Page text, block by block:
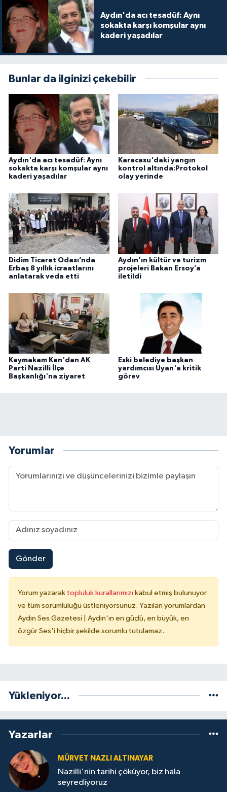
Aydın'da acı tesadüf: Aynı
sokakta karşı komşular aynı
kaderi yaşadılar
Bunlar da ilginizi çekebilir
Aydın'da acı tesadüf: Aynı
sokakta karşı komşular aynı
kaderi yaşadılar
Karacasu'daki yangın
kontrol altında:Protokol
olay yerinde
Didim Ticaret Odası’nda
Erbaş 8 yıllık icraatlarını
anlatarak veda etti
Aydın’ın kültür ve turizm
projeleri Bakan Ersoy’a
iletildi
Kaymakam Kan'dan AK
Parti Nazilli İlçe
Başkanlığı'na ziyaret
Eski belediye başkan
yardımcısı Uyan'a kritik
görev
Yorumlar
Gönder
Yorum yazarak topluluk kurallarımızı kabul etmiş bulunuyor
ve tüm sorumluluğu üstleniyorsunuz. Yazılan yorumlardan
Aydın Ses Gazetesi | Aydın'ın en güçlü, en büyük, en
özgür Ses'i hiçbir şekilde sorumlu tutulamaz.
Yükleniyor...
Yazarlar
MÜRVET NAZLI ALTINAYAR
Nazilli'nin tarihi çöküyor, biz hala
seyrediyoruz